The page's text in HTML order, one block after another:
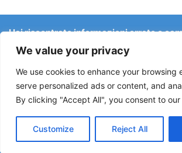
We value your privacy
We use cookies to enhance your browsing
serve personalized ads or content, and
By clicking "Accept All", you consent to
Customize Reject All
Hai riscontrato informazioni errate o
Le segnalazioni su ostelli chiusi,
lavori stradali o altri cambiamenti
guida aggiornata.